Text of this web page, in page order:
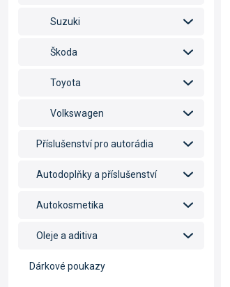
Suzuki
Škoda
Toyota
Volkswagen
Příslušenství pro autorádia
Autodoplňky a příslušenství
Autokosmetika
Oleje a aditiva
Dárkové poukazy